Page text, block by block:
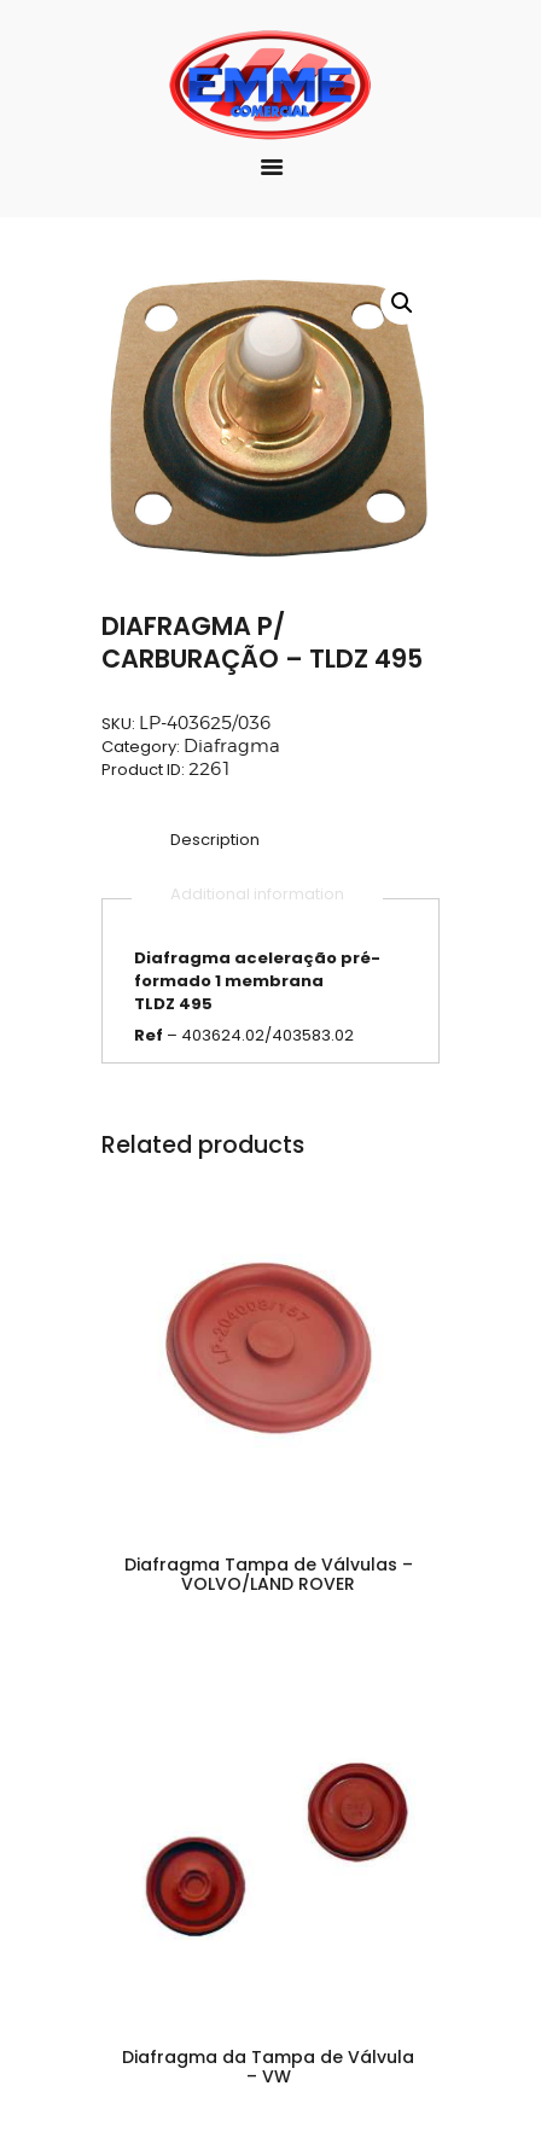
EMPRESA
MARCAS
PRODUTOS
DIAFRAGMA P/
CARBURAÇÃO – TLDZ 495
SKU: LP-403625/036
Category: Diafragma
Product ID: 2261
Description
Additional information
Diafragma aceleração pré-
formado1 membrana
TLDZ 495
Ref – 403624.02/403583.02
Related products
Diafragma Tampa de Válvulas –
VOLVO/LAND ROVER
Diafragma da Tampa de Válvula
– VW